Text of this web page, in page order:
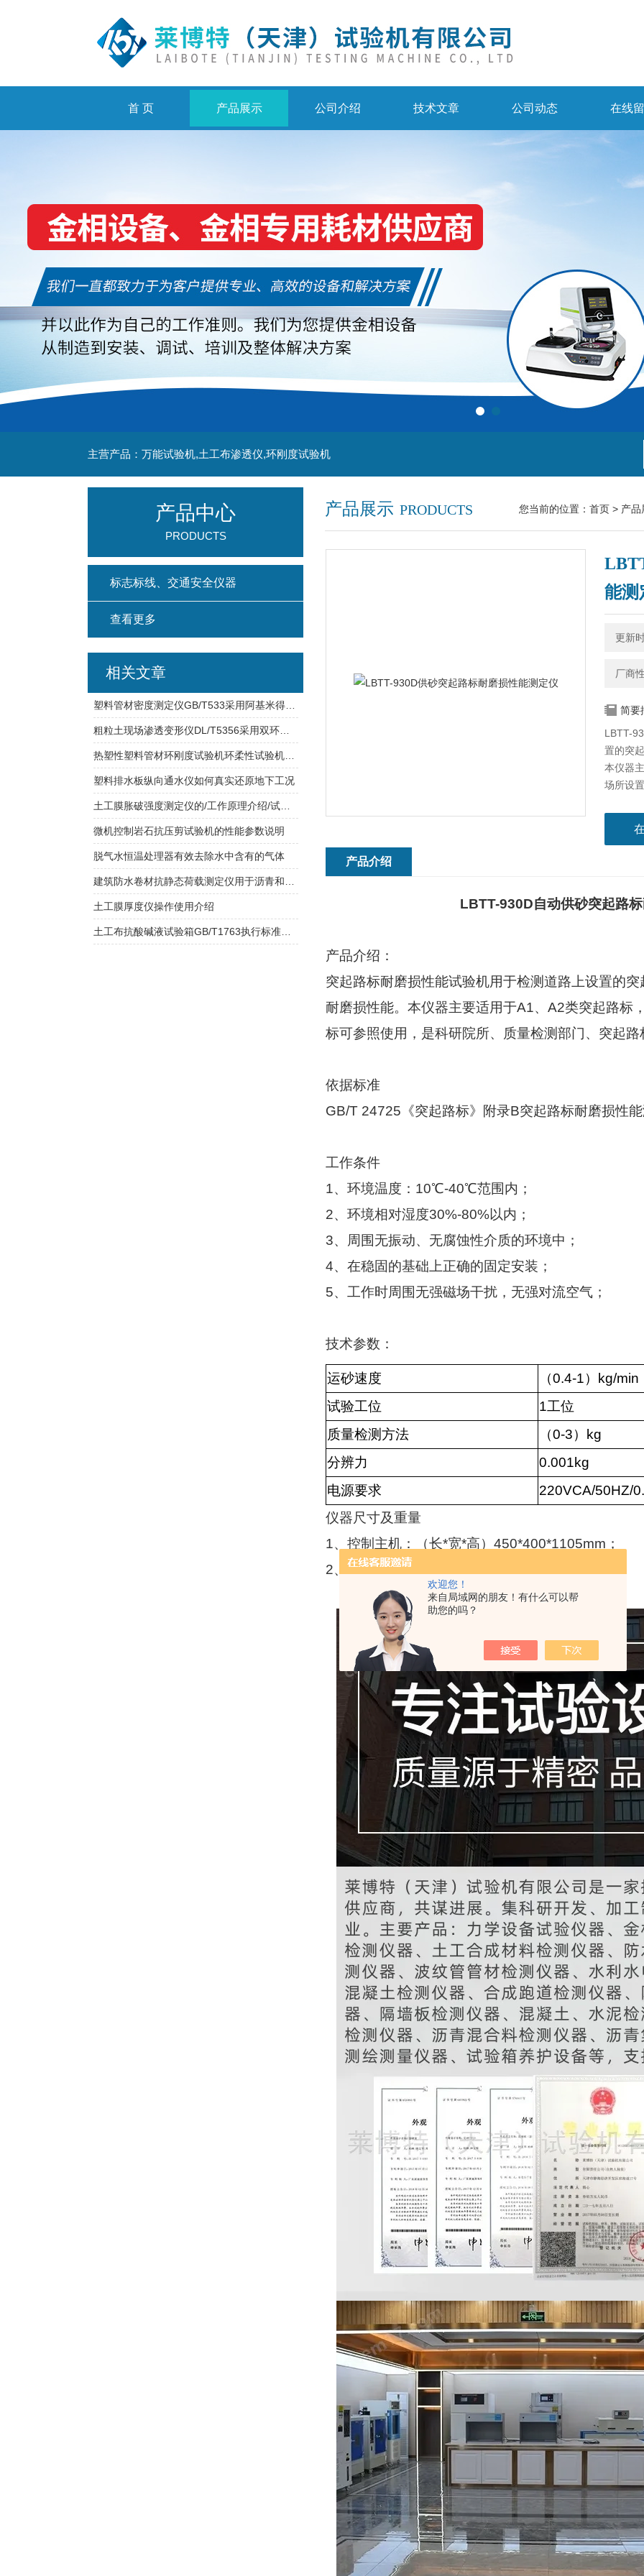
欢迎您！
来自局域网的朋友！有什么可以帮
助您的吗？
首 页 产品展示 公司介绍 技术文章 公司动态 在线
主营产品：万能试验机,土工布渗透仪,环刚度试验机
产品展示 PRODUCTS 您当前的位置： 首页 > 产品
能测
更新
厂商
简要
LBTT-
置的突
本仪器
场所设
产品介绍
LBTT-930D自动供砂突起路
产品介绍：
突起路标耐磨损性能试验机用于检测道路上设置的
耐磨损性能。本仪器主要适用于A1、 A2类突起路标
标可参照使用，是科研院所、质量检测部门、突起
依据标准
GB/T 24725 《突起路标》附录B突起路标耐磨损性
工作条件
1、环境温度： 10℃-40℃范围内；
2、环境相对湿度30%-80%以内；
3、周围无振动、无腐蚀性介质的环境中；
4、在稳固的基础上正确的固定安装；
5、工作时周围无强磁场干扰，无强对流空气；
技术参数：
运砂速度 （0.4-1）
kg/min
试验工位
1工位
质量检测方法
（0-3）
kg
分辨力
0.001kg
电源要求
220VCA/50HZ/
仪器尺寸及重量
1、控制主机：（长*宽*高） 450*400*1105mm ；
2、试验主机：（长
产品中心
PRODUCTS
标志标线、交通安全仪器
查看更多
相关文章
塑料管材密度测定仪GB/T533采用阿基米得原理浮力法
粗粒土现场渗透变形仪DL/T5356采用双环试坑注水法
热塑性塑料管材环刚度试验机环柔性试验机压缩空间参数说明
塑料排水板纵向通水仪如何真实还原地下工况
土工膜胀破强度测定仪的/工作原理介绍/试验流程说明
微机控制岩石抗压剪试验机的性能参数说明
脱气水恒温处理器有效去除水中含有的气体
土工膜厚度仪操作使用介绍
土工布抗酸碱液试验箱GB/T1763执行标准介绍